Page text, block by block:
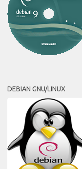
DEBIAN GNU/LINUX